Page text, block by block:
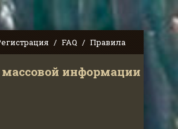
FAQ Правила
информации